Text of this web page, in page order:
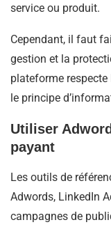
service ou produit.
Cependant, il faut
gestion et la
plateforme
le principe
Utiliser
payant
Les outils de
Adwords, LinkedIn
campagnes de